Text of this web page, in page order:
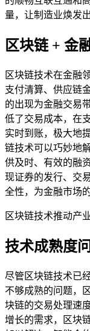
量，让制造业焕发
区块链 + 金
区块链技术在金融
支付清算、供应链
的出现为金融交易
低了交易成本，在
实时到账，极大地
链技术可以巧妙地
供及时、有效的融
现证券的发行、交
全性，为金融市场
区块链技术推动产
技术成熟度
尽管区块链技术已
不够成熟的问题，
块链的交易处理速
增长的需求，区块